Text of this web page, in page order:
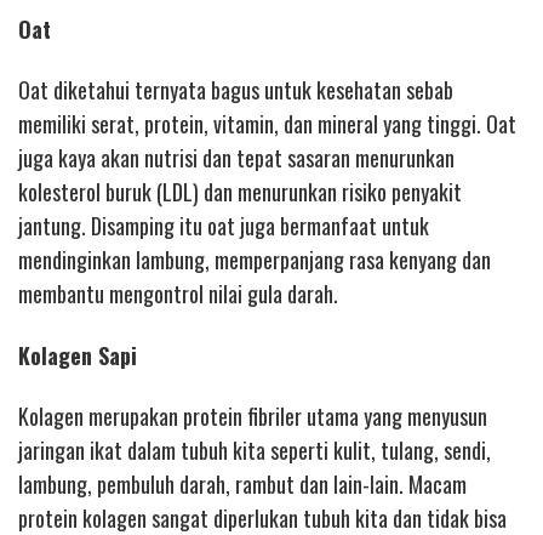
Oat
Oat diketahui ternyata bagus untuk kesehatan sebab
memiliki serat, protein, vitamin, dan mineral yang tinggi. Oat
juga kaya akan nutrisi dan tepat sasaran menurunkan
kolesterol buruk (LDL) dan menurunkan risiko penyakit
jantung. Disamping itu oat juga bermanfaat untuk
mendinginkan lambung, memperpanjang rasa kenyang dan
membantu mengontrol nilai gula darah.
Kolagen Sapi
Kolagen merupakan protein fibriler utama yang menyusun
jaringan ikat dalam tubuh kita seperti kulit, tulang, sendi,
lambung, pembuluh darah, rambut dan lain-lain. Macam
protein kolagen sangat diperlukan tubuh kita dan tidak bisa